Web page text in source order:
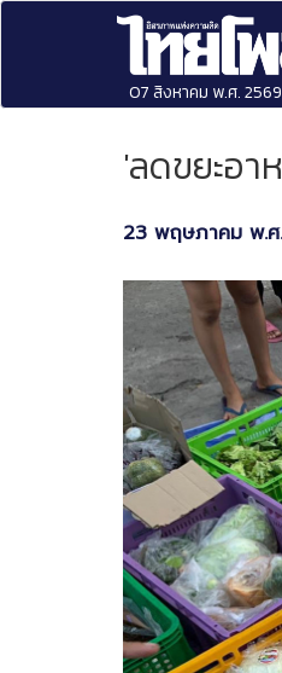
07 สิงหาคม พ.ศ. 2569
'ลดขยะอา
23 พฤษภาคม พ.ศ